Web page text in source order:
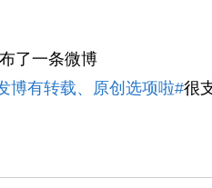
了一条微博
博有转载、原创选项啦#很